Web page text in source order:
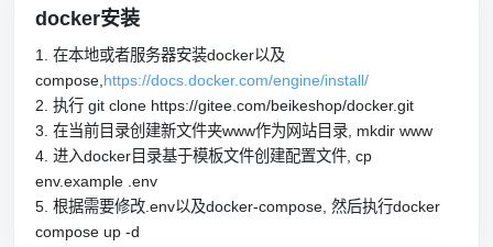
docker安装
1. 在本地或者服务器安装docker以及
compose, https://docs.docker.com/engine/install/
2. 执行 git clone https://gitee.com/beikeshop/docker.git
3. 在当前目录创建新文件夹www作为网站目录, mkdir www
4. 进入docker目录基于模板文件创建配置文件, cp
env.example .env
5. 根据需要修改.env以及docker-compose, 然后执行docker
compose up -d